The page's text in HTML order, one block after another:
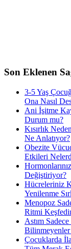
Son Eklenen
3-5 Yaş
Ona Nasıl
Ani İşitme
Durum mu?
Kısırlık
Ne Anlatıyor?
Obezite
Etkileri
Değiştiriyor?
Hücreleriniz
Yenilenme
Menopoz
Ritmi
Astım
Çocuklarda